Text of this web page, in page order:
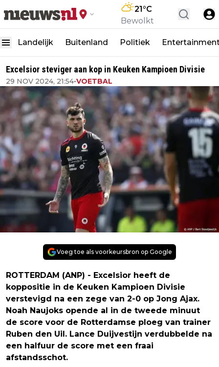
21°C
Bewolkt
Landelijk Buitenland Politiek
Excelsior steviger aan kop in Keuken Kampioen Divisie
29 NOV 2024, 21:54•VOETBAL
Voeg toe als voorkeursbron op Google
ROTTERDAM (ANP) - Excelsior heeft de
koppositie in de Keuken Kampioen Divisie
verstevigd na een zege van 2-0 op Jong Ajax.
Noah Naujoks opende al in de tweede minuut
de score voor de Rotterdamse ploeg van trainer
Ruben den Uil. Lance Duijvestijn verdubbelde na
een halfuur de score met een fraai
afstandsschot.